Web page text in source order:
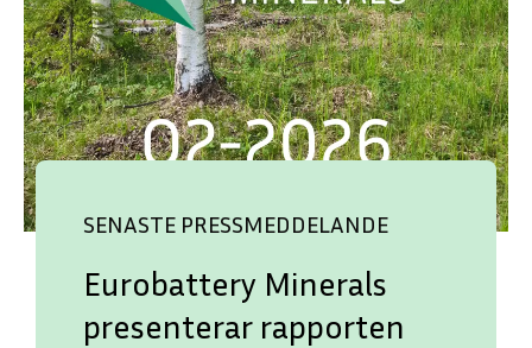
SENASTE PRESSMEDDELANDE
Eurobattery Minerals
presenterar rapporten